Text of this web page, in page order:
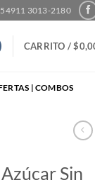
3013-2180
CARRITO /$
| COMBOS
Sin